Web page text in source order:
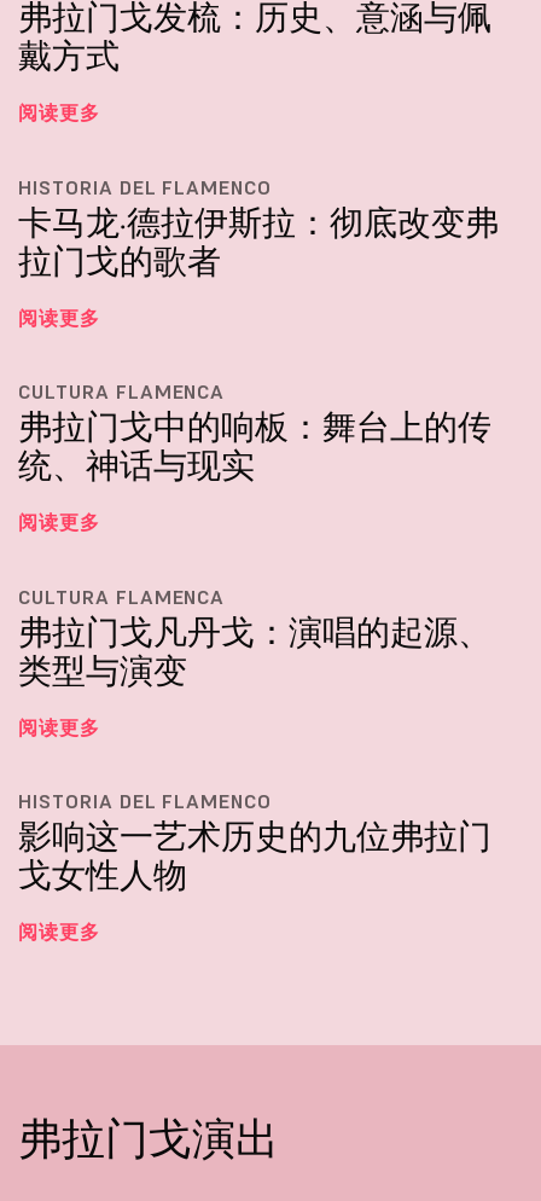
弗拉门戈发梳：历史、意涵与佩
戴方式
阅读更多
HISTORIA DEL FLAMENCO
卡马龙·德拉伊斯拉：彻底改变弗
拉门戈的歌者
阅读更多
CULTURA FLAMENCA
弗拉门戈中的响板：舞台上的传
统、神话与现实
阅读更多
CULTURA FLAMENCA
弗拉门戈凡丹戈：演唱的起源、
类型与演变
阅读更多
HISTORIA DEL FLAMENCO
影响这一艺术历史的九位弗拉门
戈女性人物
阅读更多
弗拉门戈演出